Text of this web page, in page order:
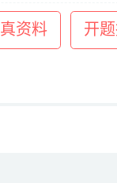
资料 开